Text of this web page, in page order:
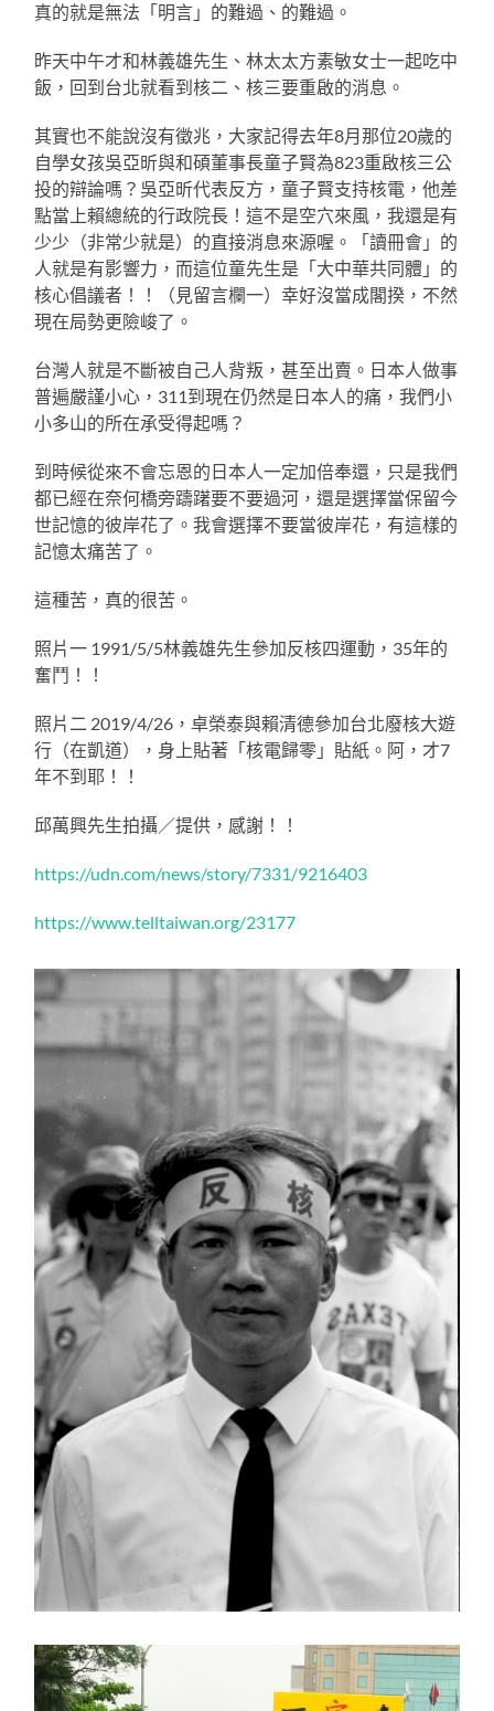
真的就是無法「明言」的難過、的難過。
昨天中午才和林義雄先生、林太太方素敏女士一起吃中
飯，回到台北就看到核二、核三要重啟的消息。
其實也不能說沒有徵兆，大家記得去年8月那位20歲的
自學女孩吳亞昕與和碩董事長童子賢為823重啟核三公
投的辯論嗎？吳亞昕代表反方，童子賢支持核電，他差
點當上賴總統的行政院長！這不是空穴來風，我還是有
少少（非常少就是）的直接消息來源喔。「讀冊會」的
人就是有影響力，而這位童先生是「大中華共同體」的
核心倡議者！！（見留言欄一）幸好沒當成閣揆，不然
現在局勢更險峻了。
台灣人就是不斷被自己人背叛，甚至出賣。日本人做事
普遍嚴謹小心，311到現在仍然是日本人的痛，我們小
小多山的所在承受得起嗎？
到時候從來不會忘恩的日本人一定加倍奉還，只是我們
都已經在奈何橋旁躊躇要不要過河，還是選擇當保留今
世記憶的彼岸花了。我會選擇不要當彼岸花，有這樣的
記憶太痛苦了。
這種苦，真的很苦。
照片一 1991/5/5林義雄先生參加反核四運動，35年的
奮鬥！！
照片二 2019/4/26，卓榮泰與賴清德參加台北廢核大遊
行（在凱道），身上貼著「核電歸零」貼紙。阿，才7
年不到耶！！
邱萬興先生拍攝／提供，感謝！！
https://udn.com/news/story/7331/9216403
https://www.telltaiwan.org/23177